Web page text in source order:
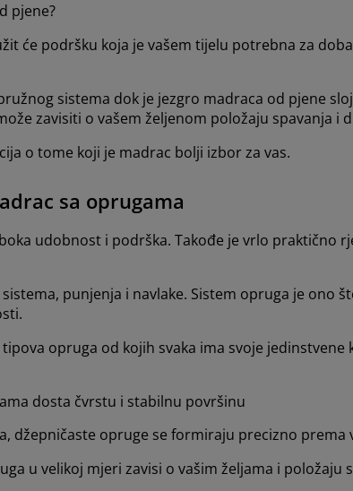
pjene?
će podršku koja je vašem tijelu potrebna za
sistema dok je jezgro madraca od pjene
zavisiti o vašem željenom položaju spavanja i
o tome koji je madrac bolji izbor za vas.
sa oprugama
udobnost i podrška. Takođe je vrlo praktično
punjenja i navlake. Sistem opruga je ono
opruga od kojih svaka ima svoje jedinstvene
dosta čvrstu i stabilnu površinu
džepničaste opruge se formiraju precizno
u velikoj mjeri zavisi o vašim željama i položaju